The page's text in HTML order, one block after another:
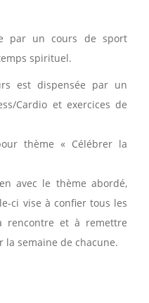
par un cours de sport
spirituel.
est dispensée par un
Cardio et exercices de
thème « Célébrer la
avec le thème abordé,
ci vise à confier tous les
rencontre et à remettre
la semaine de chacune.